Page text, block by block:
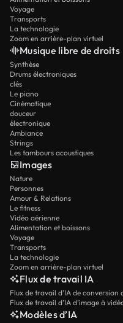
Voyage
Transports
La technologie
Zoom en arrière-plan virtuel
Musique libre de droits
Synthèse
Drums électroniques
clés
Le piano
Cinématique
douceur
électronique
Ambiance
Strings
Les tambours acoustiques
Images
Nature
Personnes
Amour & Relations
Le fitness
Vidéo aérienne
Alimentation et boissons
Voyage
Transports
La technologie
Zoom en arrière-plan virtuel
Flux de travail IA
Flux de travail d’IA de conversion
Flux de travail d’IA d’image à
Modèles d’IA